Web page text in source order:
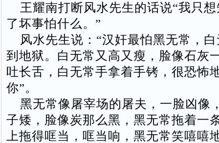
王耀南打断风水先生的话说“我只
了坏事怕什么。”
风水先生说：“汉奸最怕黑无常，
到地狱。白无常又高又瘦，脸像石灰
吐长舌，白无常手拿着手铐，很恐怖
你”。
黑无常像屠宰场的屠夫，一脸凶像
子矮，脸像炭那么黑，黑无常拖着一
上拖得哐当，哐当响，黑无常笑嘻嘻